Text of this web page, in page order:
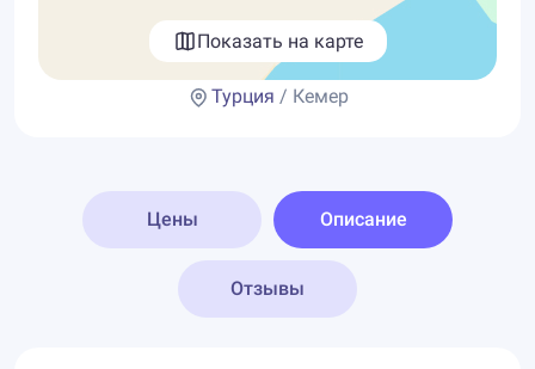
Показать на карте
Турция / Кемер
Цены Описание
Отзывы